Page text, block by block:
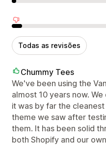
Avaliações neutras
Avaliações negativas
Todas as revisões
Chummy Tees
We've been using the
almost 10 years now.
it was by far the
theme we saw after
them. It has been solid
both Shopify and our